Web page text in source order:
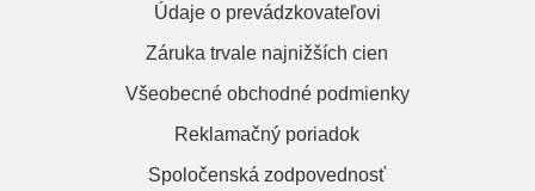
Údaje o prevádzkovateľovi
Záruka trvale najnižších cien
Všeobecné obchodné podmienky
Reklamačný poriadok
Spoločenská zodpovednosť